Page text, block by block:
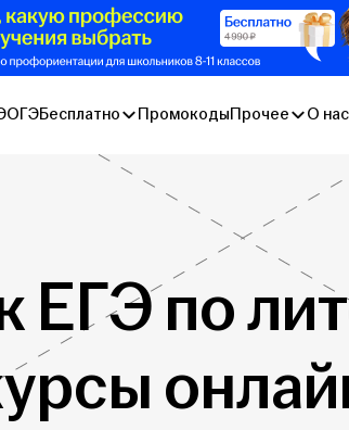
ОГЭБесплатно ПромокодыПрочее О нас
ЕГЭ по